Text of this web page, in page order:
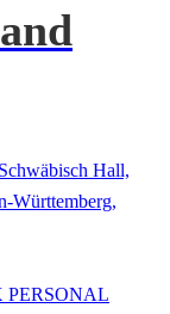
Hall,
Württemberg,